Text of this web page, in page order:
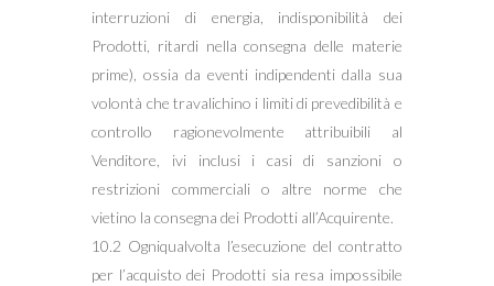
interruzioni di energia, indisponibilità dei
Prodotti, ritardi nella consegna delle materie
prime), ossia da eventi indipendenti dalla sua
volontà che travalichino i limiti di prevedibilità e
controllo ragionevolmente attribuibili al
Venditore, ivi inclusi i casi di sanzioni o
restrizioni commerciali o altre norme che
vietino la consegna dei Prodotti all’Acquirente.
10.2 Ogniqualvolta l’esecuzione del contratto
per l’acquisto dei Prodotti sia resa impossibile